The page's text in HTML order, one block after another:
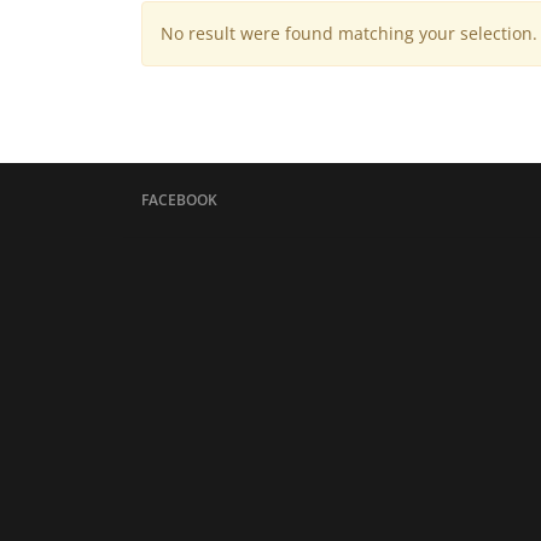
No result were found matching your selection.
FACEBOOK